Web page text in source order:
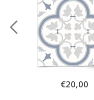
Special
Price
€20,00